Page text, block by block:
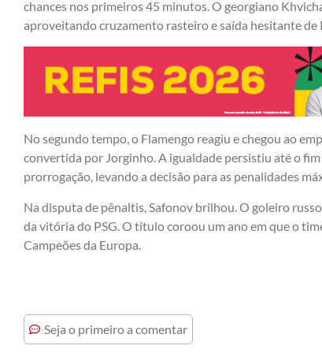
chances nos primeiros 45 minutos. O georgiano
aproveitando cruzamento rasteiro e saída hesitante de
No segundo tempo, o Flamengo reagiu e chegou ao
convertida por Jorginho. A igualdade persistiu até o
prorrogação, levando a decisão para as penalidades
Na disputa de pênaltis, Safonov brilhou. O goleiro
da vitória do PSG. O título coroou um ano em que o
Campeões da Europa.
Seja o primeiro a comentar